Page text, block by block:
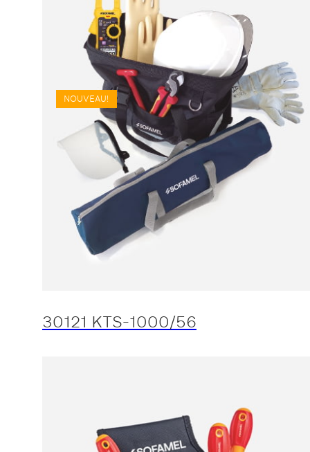
NOUVEAU!
30121 KTS-1000/56